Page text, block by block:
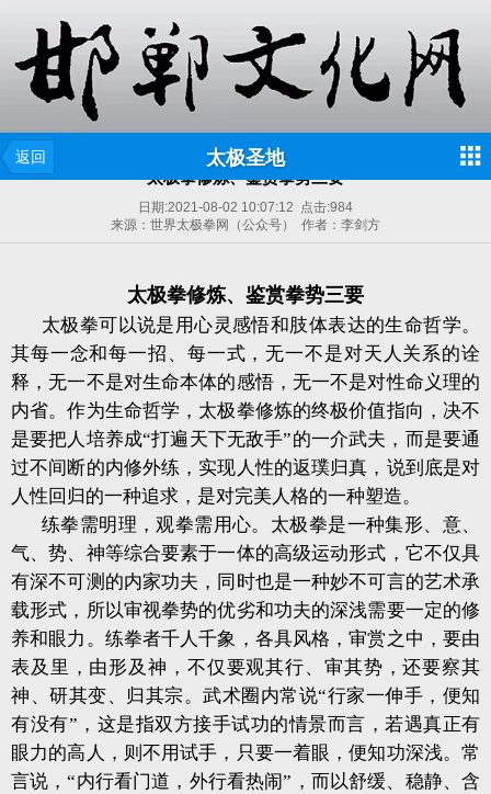
返回 太极圣地
太极拳修炼、鉴赏拳势三要
日期:2021-08-02 10:07:12 点击:984
来源：世界太极拳网（公众号） 作者：李剑方
太极拳修炼、鉴赏拳势三要
太极拳可以说是用心灵感悟和肢体表达的生命哲学。
其每一念和每一招、每一式，无一不是对天人关系的诠
释，无一不是对生命本体的感悟，无一不是对性命义理的
内省。作为生命哲学，太极拳修炼的终极价值指向，决不
是要把人培养成“打遍天下无敌手”的一介武夫，而是要通
过不间断的内修外练，实现人性的返璞归真，说到底是对
人性回归的一种追求，是对完美人格的一种塑造。
练拳需明理，观拳需用心。太极拳是一种集形、意、
气、势、神等综合要素于一体的高级运动形式，它不仅具
有深不可测的内家功夫，同时也是一种妙不可言的艺术承
载形式，所以审视拳势的优劣和功夫的深浅需要一定的修
养和眼力。练拳者千人千象，各具风格，审赏之中，要由
表及里，由形及神，不仅要观其行、审其势，还要察其
神、研其变、归其宗。武术圈内常说“行家一伸手，便知
有没有”，这是指双方接手试功的情景而言，若遇真正有
眼力的高人，则不用试手，只要一着眼，便知功深浅。常
言说，“内行看门道，外行看热闹”，而以舒缓、稳静、含